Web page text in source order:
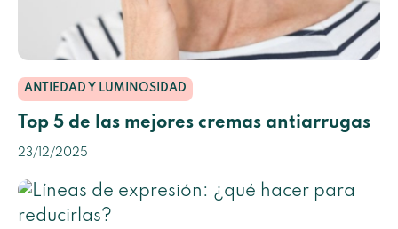
ANTIEDAD Y LUMINOSIDAD
Top 5 de las mejores cremas antiarrugas
23/12/2025